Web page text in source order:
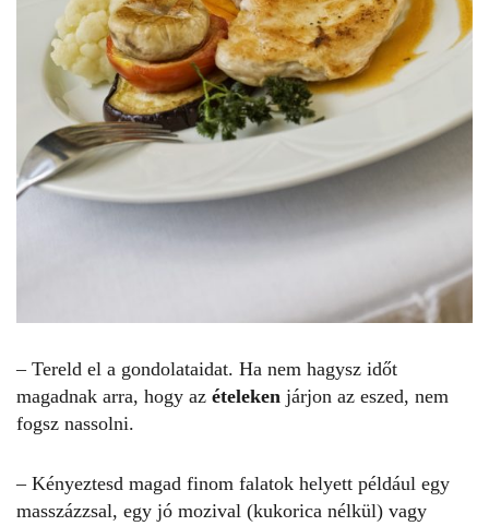
– Tereld el a gondolataidat. Ha nem hagysz időt
magadnak arra, hogy az ételeken járjon az eszed, nem
fogsz nassolni.
– Kényeztesd magad finom falatok helyett például egy
masszázzsal, egy jó mozival (kukorica nélkül) vagy